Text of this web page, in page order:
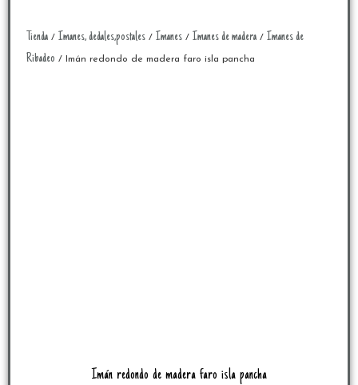
Tienda / Imanes, dedales,postales / Imanes / Imanes de madera / Imanes de
Ribadeo / Imán redondo de madera faro isla pancha
Imán redondo de madera faro isla pancha